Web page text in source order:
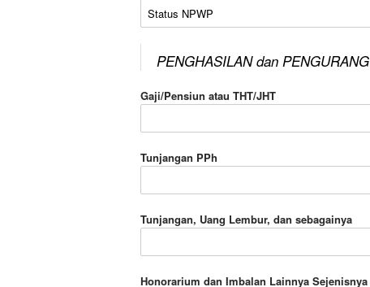
Status NPWP
PENGHASILAN dan PENGURANG
Gaji/Pensiun atau THT/JHT
Tunjangan PPh
Tunjangan, Uang Lembur, dan sebagainya
Honorarium dan Imbalan Lainnya Sejenisnya